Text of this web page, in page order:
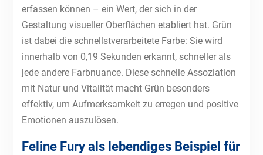
erfassen können – ein Wert, der sich in der
Gestaltung visueller Oberflächen etabliert hat. Grün
ist dabei die schnellstverarbeitete Farbe: Sie wird
innerhalb von 0,19 Sekunden erkannt, schneller als
jede andere Farbnuance. Diese schnelle Assoziation
mit Natur und Vitalität macht Grün besonders
effektiv, um Aufmerksamkeit zu erregen und positive
Emotionen auszulösen.
Feline Fury als lebendiges Beispiel für